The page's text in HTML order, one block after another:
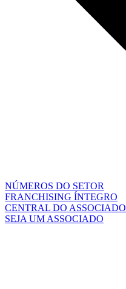
NÚMEROS DO SETOR
FRANCHISING ÍNTEGRO
CENTRAL DO ASSOCIADO
SEJA UM ASSOCIADO